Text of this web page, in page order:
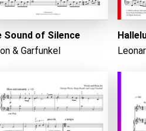
Sound of Silence
& Garfunkel